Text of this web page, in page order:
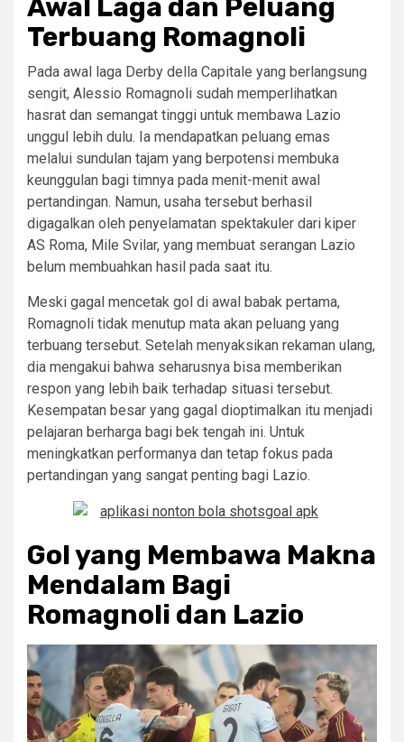
Awal Laga dan Peluang
Terbuang Romagnoli
Pada awal laga Derby della Capitale yang berlangsung
sengit, Alessio Romagnoli sudah memperlihatkan
hasrat dan semangat tinggi untuk membawa Lazio
unggul lebih dulu. Ia mendapatkan peluang emas
melalui sundulan tajam yang berpotensi membuka
keunggulan bagi timnya pada menit-menit awal
pertandingan. Namun, usaha tersebut berhasil
digagalkan oleh penyelamatan spektakuler dari kiper
AS Roma, Mile Svilar, yang membuat serangan Lazio
belum membuahkan hasil pada saat itu.
Meski gagal mencetak gol di awal babak pertama,
Romagnoli tidak menutup mata akan peluang yang
terbuang tersebut. Setelah menyaksikan rekaman ulang,
dia mengakui bahwa seharusnya bisa memberikan
respon yang lebih baik terhadap situasi tersebut.
Kesempatan besar yang gagal dioptimalkan itu menjadi
pelajaran berharga bagi bek tengah ini. Untuk
meningkatkan performanya dan tetap fokus pada
pertandingan yang sangat penting bagi Lazio.
Gol yang Membawa Makna
Mendalam Bagi
Romagnoli dan Lazio